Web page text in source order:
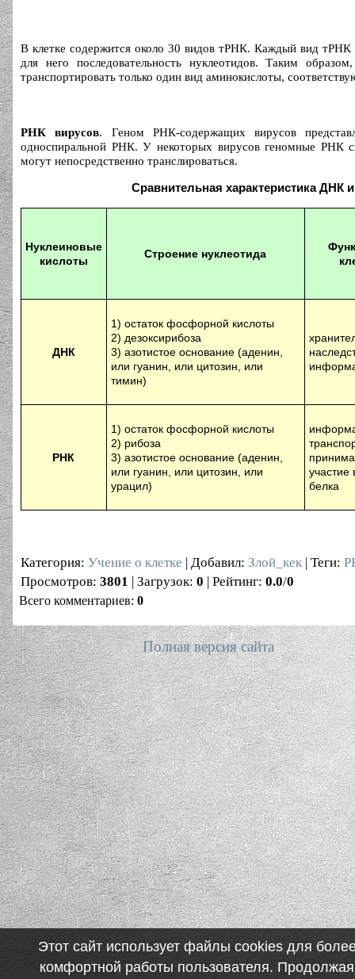
В клетке содержится около 30 видов тРНК. Каждый вид тРНК
для него последовательность нуклеотидов. Таким
транспортировать только один вид аминокислоты,
РНК вирусов. Геном РНК-содержащих вирусов
односпиральной РНК. У некоторых вирусов геномные РНК
могут непосредственно транслироваться.
Сравнительная характеристика ДНК
Нуклеиновые
кислоты
Строение нуклеотида
ДНК
1) остаток фосфорной кислоты
2) дезоксирибоза
3) азотистое основание (аденин,
или гуанин, или цитозин, или
тимин)
РНК
1) остаток фосфорной кислоты
2) рибоза
3) азотистое основание (аденин,
или гуанин, или цитозин, или
урацил)
участие
белка
Категория: Учение о клетке | Добавил: Злой_кек | Теги:
Просмотров: 3801 | Загрузок: 0 | Рейтинг: 0.0/0
Всего комментариев: 0
Полная версия сайта
Этот сайт использует файлы cookies для
комфортной работы пользователя. Продолжая